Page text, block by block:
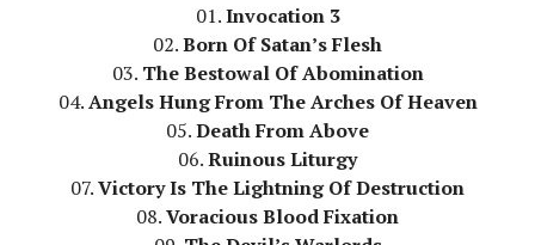
01.Invocation 3
02.Born Of Satan’s Flesh
03. The Bestowal Of Abomination
04.Angels Hung From The Arches Of Heaven
05.Death From Above
06.Ruinous Liturgy
07.Victory Is The Lightning Of Destruction
08.Voracious Blood Fixation